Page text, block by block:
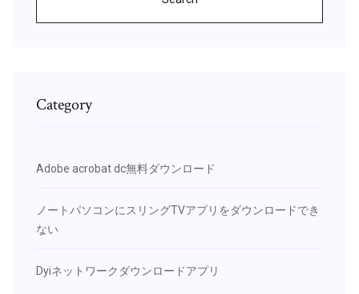
Category
Adobe acrobat dc無料ダウンロード
ノートパソコンにスリングTVアプリをダウンロードでき
ない
Dyiネットワークダウンロードアプリ